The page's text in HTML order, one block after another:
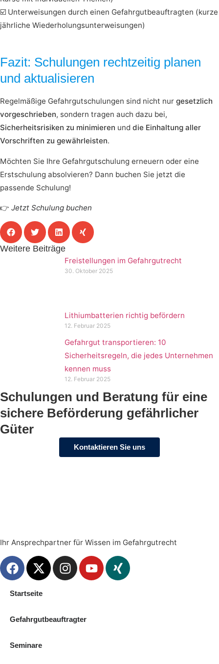
☑️ Unterweisungen durch einen Gefahrgutbeauftragten (kurze
jährliche Wiederholungsunterweisungen)
Fazit: Schulungen rechtzeitig planen
und aktualisieren
Regelmäßige Gefahrgutschulungen sind nicht nur gesetzlich
vorgeschrieben, sondern tragen auch dazu bei,
Sicherheitsrisiken zu minimieren und die Einhaltung aller
Vorschriften zu gewährleisten.
Möchten Sie Ihre Gefahrgutschulung erneuern oder eine
Erstschulung absolvieren? Dann buchen Sie jetzt die
passende Schulung!
👉 Jetzt Schulung buchen
Weitere Beiträge
Freistellungen im Gefahrgutrecht
30. Oktober 2025
Lithiumbatterien richtig befördern
12. Februar 2025
Gefahrgut transportieren: 10
Sicherheitsregeln, die jedes Unternehmen
kennen muss
12. Februar 2025
Schulungen und Beratung für eine
sichere Beförderung gefährlicher
Güter
Kontaktieren Sie uns
Ihr Ansprechpartner für Wissen im Gefahrgutrecht
Startseite
Gefahrgutbeauftragter
Seminare